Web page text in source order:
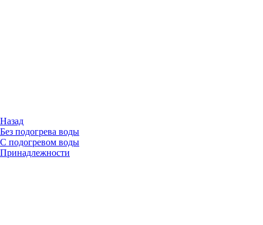
Назад
Без подогрева воды
С подогревом воды
Принадлежности